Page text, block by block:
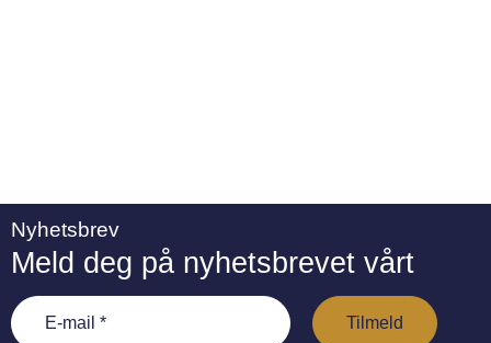
Nyhetsbrev
Meld deg på nyhetsbrevet vårt